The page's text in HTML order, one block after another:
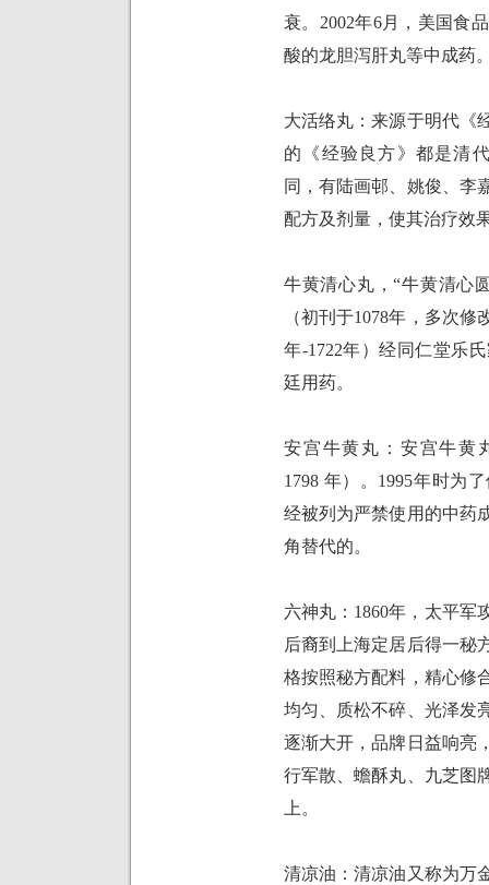
衰。 2002年6月，美国食
酸的龙胆泻肝丸等中成药
大活络丸：来源于明代《
的《经验良方》都是清
同，有陆画邨、姚俊、李
配方及剂量，使其治疗效
牛黄清心丸，“牛黄清心
（初刊于1078年，多次修
年-1722年）经同仁堂乐
廷用药。
安宫牛黄丸：安宫牛黄
1798 年）。 1995年时为
经被列为严禁使用的中药
角替代的。
六神丸： 1860年，太平军
后裔到上海定居后得一秘
格按照秘方配料，精心修
均匀、质松不碎、光泽发
逐渐大开，品牌日益响亮
行军散、蟾酥丸、九芝图
上。
清凉油：清凉油又称为万